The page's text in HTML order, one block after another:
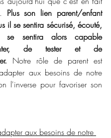
Plus son lien parent/enfant
il se sentira sécurisé, écouté,
se sentira alors capable
de tester et de
Notre rôle de parent est
aux besoins de notre
l'inverse pour favoriser son
aux besoins de notre